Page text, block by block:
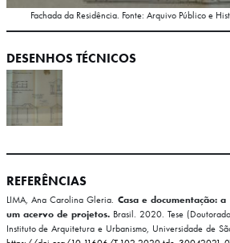
Fachada da Residência. Fonte: Arquivo Público e
DESENHOS TÉCNICOS
REFERÊNCIAS
LIMA, Ana Carolina Gleria. Casa e documentação:
um acervo de projetos.Brasil. 2020. Tese
Instituto de Arquitetura e Urbanismo, Universidade de